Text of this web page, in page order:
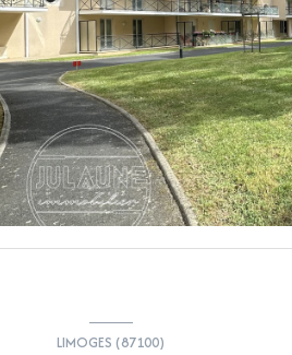
LIMOGES (87100)